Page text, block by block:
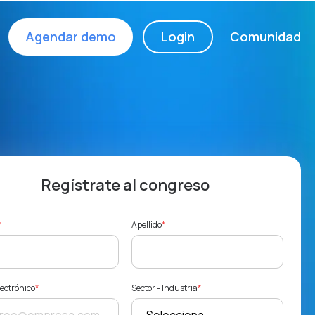
Agendar demo Login Comunidad
Regístrate al congreso
Apellido*
* Sector - Industria*